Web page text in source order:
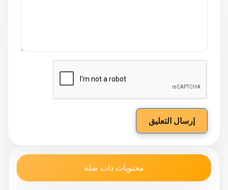
إرسال التعليق
محتويات ذات صلة